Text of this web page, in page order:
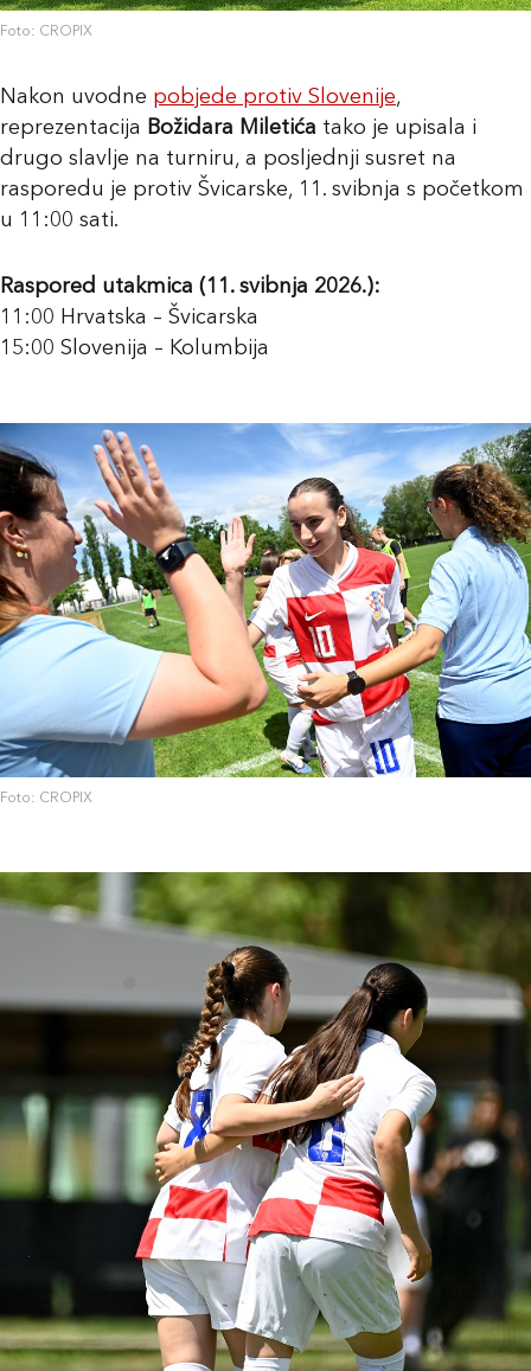
Foto: CROPIX
Nakon uvodne pobjede protiv Slovenije,
reprezentacija Božidara Miletića tako je upisala i
drugo slavlje na turniru, a posljednji susret na
rasporedu je protiv Švicarske, 11. svibnja s početkom
u 11:00 sati.
Raspored utakmica (11. svibnja 2026.):
11:00 Hrvatska – Švicarska
15:00 Slovenija – Kolumbija
Foto: CROPIX